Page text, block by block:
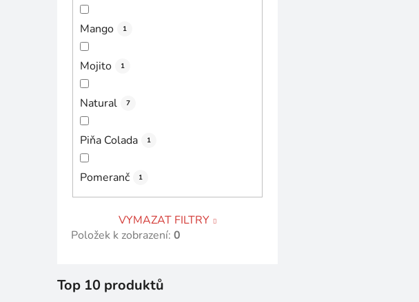
Mango 1
Mojito 1
Natural 7
Piňa Colada 1
Pomeranč 1
VYMAZAT FILTRY
Položek k zobrazení: 0
Top 10 produktů